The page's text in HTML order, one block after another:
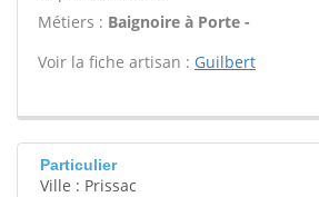
Métiers : Baignoire à Porte -
Voir la fiche artisan : Guilbert
Particulier
Ville : Prissac